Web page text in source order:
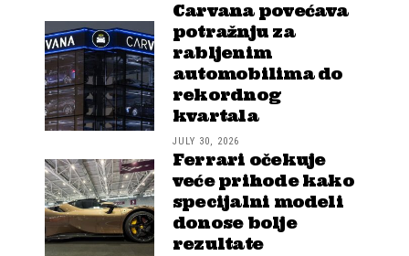
Carvana povećava
potražnju za
rabljenim
automobilima do
rekordnog
kvartala
JULY 30, 2026
Ferrari očekuje
veće prihode kako
specijalni modeli
donose bolje
rezultate